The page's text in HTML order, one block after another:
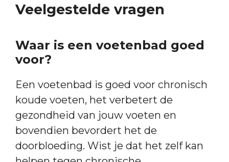
Veelgestelde vragen
Waar is een voetenbad goed
voor?
Een voetenbad is goed voor chronisch
koude voeten, het verbetert de
gezondheid van jouw voeten en
bovendien bevordert het de
doorbloeding. Wist je dat het zelf kan